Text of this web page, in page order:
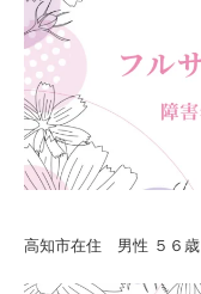
高知市在住 男性 ５６歳